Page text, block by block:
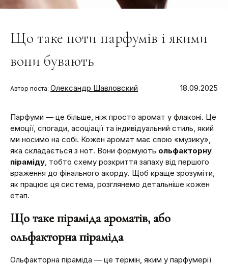
Що таке ноти парфумів і якими
вони бувають
Автор поста: Олександр Шавловский 18.09.2025
Парфуми — це більше, ніж просто аромат у флаконі. Це
емоції, спогади, асоціації та індивідуальний стиль, який
ми носимо на собі. Кожен аромат має свою «музику»,
яка складається з нот. Вони формують ольфакторну
піраміду , тобто схему розкриття запаху від першого
враження до фінального акорду. Щоб краще зрозуміти,
як працює ця система, розглянемо детальніше кожен
етап.
Що таке піраміда ароматів, або
ольфакторна піраміда
Ольфакторна піраміда — це термін, яким у парфумерії